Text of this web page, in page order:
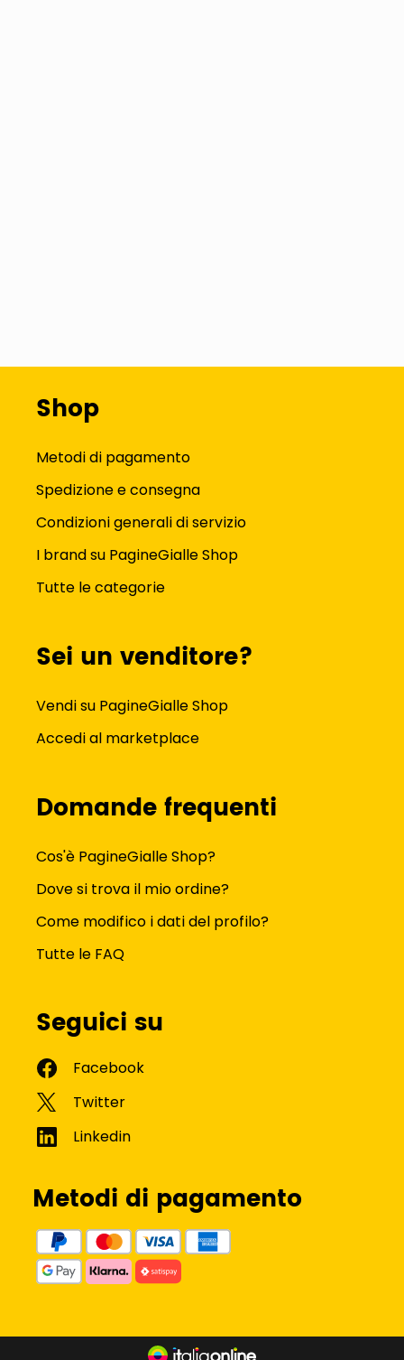
Shop
Metodi di pagamento
Spedizione e consegna
Condizioni generali di servizio
I brand su PagineGialle Shop
Tutte le categorie
Sei un venditore?
Vendi su PagineGialle Shop
Accedi al marketplace
Domande frequenti
Cos'è PagineGialle Shop?
Dove si trova il mio ordine?
Come modifico i dati del profilo?
Tutte le FAQ
Seguici su
Metodi di pagamento